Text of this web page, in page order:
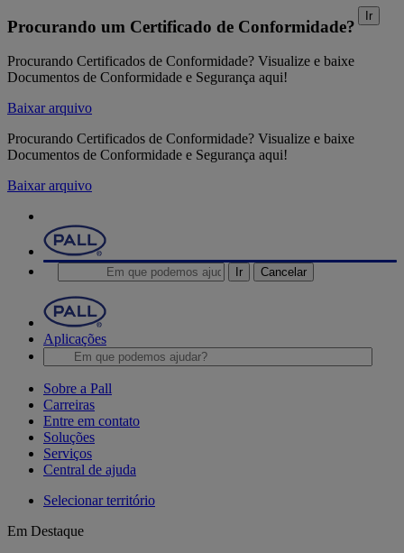
Procurando um Certificado de Conformidade?
Procurando Certificados de Conformidade? Visualize e baixe
Documentos de Conformidade e Segurança aqui!
Baixar arquivo
Procurando Certificados de Conformidade? Visualize e baixe
Documentos de Conformidade e Segurança aqui!
Baixar arquivo
Ir Cancelar
Aplicações
Ir
Sobre a Pall
Carreiras
Entre em contato
Soluções
Serviços
Central de ajuda
Selecionar território
Em Destaque